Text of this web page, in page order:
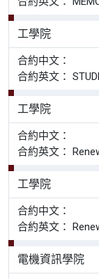
工學院
合約中文：
合約英文：
工學院
合約中文：
合約英文：
工學院
合約中文：
合約英文：
電機資訊學院